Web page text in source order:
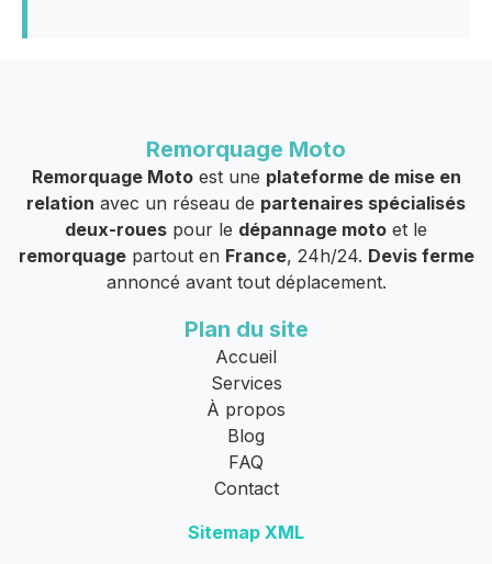
Remorquage Moto
Remorquage Motoest une plateforme de mise en
relation avec un réseau de partenaires spécialisés
deux-roues pour le dépannage moto et le
remorquagepartout en France, 24h/24. Devis ferme
annoncé avant tout déplacement.
Plan du site
Accueil
Services
À propos
Blog
FAQ
Contact
Sitemap XML